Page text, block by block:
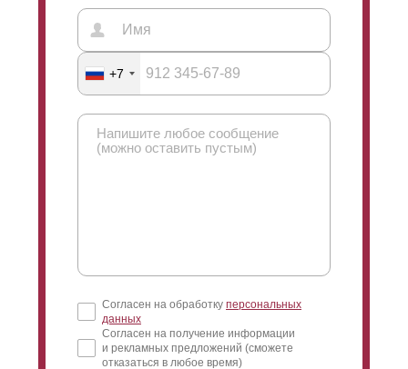
краска износостойкая и защищает ограждение от
коррозии. Главное преимущество - этот тип покраски
не ограничивает наши технологические решения, все
наши дизайнерские проработки будут на самом
высоком уровне.
+7
Согласен на обработку персональных
данных
Согласен на получение информации
и рекламных предложений (сможете
отказаться в любое время)